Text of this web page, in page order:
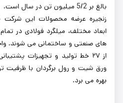
بالغ بر 5/2 میلیون تن در سال است.
زنجیره عرضه محصولات این
ابعاد مختلف، میلگرد فولادی در
‌های صنعتی و ساختمانی می شوند.
از ۲۷ خط تولید و تجهیزات
ورق شیت و رول برگردان با ظرفیت
بهره می برد.